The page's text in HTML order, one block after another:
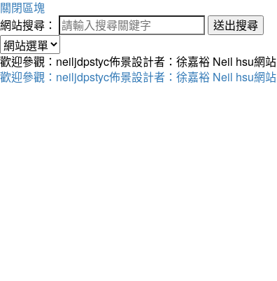
關閉區塊
網站搜尋：
送出搜尋
歡迎參觀：neiljdpstyc佈景設計者：徐嘉裕 Neil hsu網站
歡迎參觀：neiljdpstyc佈景設計者：徐嘉裕 Neil hsu網站